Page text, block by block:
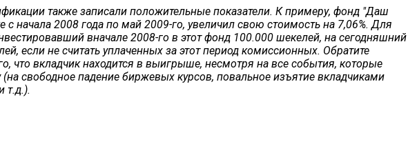
также записали положительные показатели. К примеру, фонд "Даш
с начала 2008 года по май 2009-го, увеличил свою стоимость на 7,06%. Для
вначале 2008-го в этот фонд 100.000 шекелей, на сегодняшний
если не считать уплаченных за этот период комиссионных. Обратите
что вкладчик находится в выигрыше, несмотря на все события, которые
свободное падение биржевых курсов, повальное изъятие вкладчиками
т.д.).